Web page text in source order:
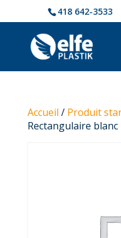
418 642-3533
Accueil / Produit
Rectangulaire blanc